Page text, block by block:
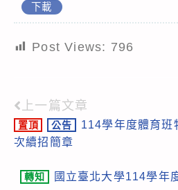
下載
Post Views: 796
Read
more
上一篇文章
置頂 公告
114學年度體育班
次續招簡章
轉知
國立臺北大學114學年